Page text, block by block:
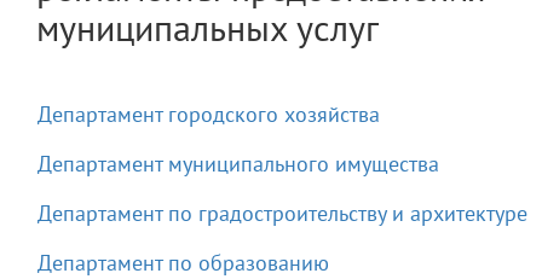
муниципальных услуг
Департамент городского хозяйства
Департамент муниципального имущества
Департамент по градостроительству и архитектуре
Департамент по образованию